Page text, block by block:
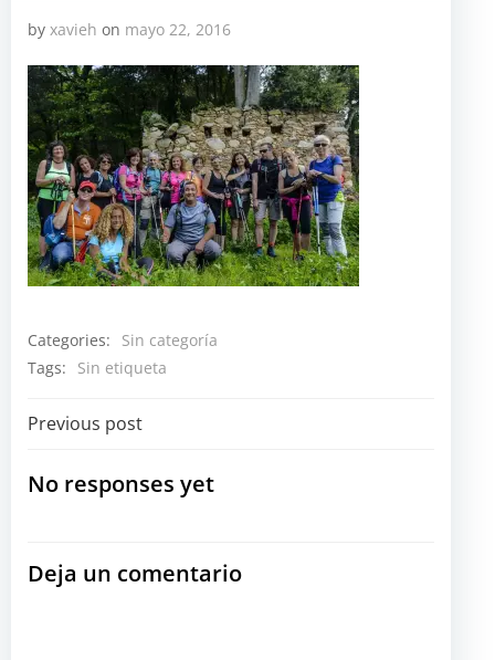
by xavieh on mayo 22, 2016
Categories:
Sin categoría
Tags:
Sin etiqueta
Navegación
por
entradas
Previous post
No responses yet
Deja un comentario